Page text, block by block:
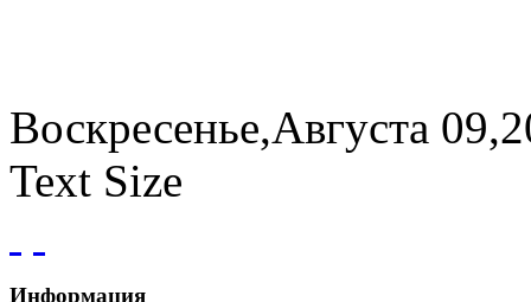
Воскресенье,Августа
Text Size
Информация